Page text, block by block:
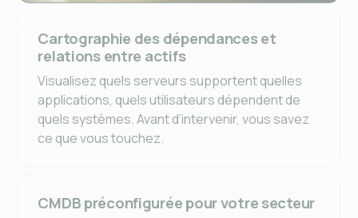
Cartographie des dépendances et
relations entre actifs
Visualisez quels serveurs supportent quelles
applications, quels utilisateurs dépendent de
quels systèmes. Avant d’intervenir, vous savez
ce que vous touchez.
CMDB préconfigurée pour votre secteur